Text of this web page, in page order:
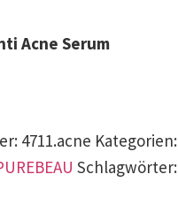
Acne Serum
4711.acne Kategorien:
Schlagwörter: